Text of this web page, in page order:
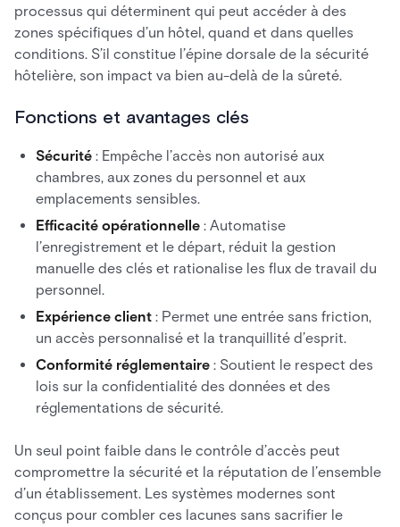
processus qui déterminent qui peut accéder à des
zones spécifiques d’un hôtel, quand et dans quelles
conditions. S’il constitue l’épine dorsale de la sécurité
hôtelière, son impact va bien au-delà de la sûreté.
Fonctions et avantages clés
Sécurité : Empêche l’accès non autorisé aux
chambres, aux zones du personnel et aux
emplacements sensibles.
Efficacité opérationnelle : Automatise
l’enregistrement et le départ, réduit la gestion
manuelle des clés et rationalise les flux de travail du
personnel.
Expérience client : Permet une entrée sans friction,
un accès personnalisé et la tranquillité d’esprit.
Conformité réglementaire : Soutient le respect des
lois sur la confidentialité des données et des
réglementations de sécurité.
Un seul point faible dans le contrôle d’accès peut
compromettre la sécurité et la réputation de l’ensemble
d’un établissement. Les systèmes modernes sont
conçus pour combler ces lacunes sans sacrifier le